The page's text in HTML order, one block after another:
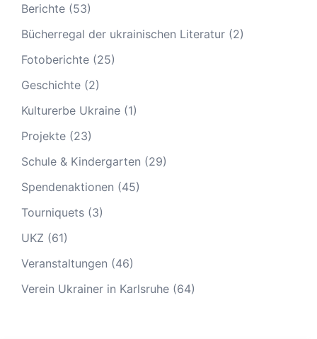
Berichte (53)
Bücherregal der ukrainischen Literatur (2)
Fotoberichte (25)
Geschichte (2)
Kulturerbe Ukraine (1)
Projekte (23)
Schule & Kindergarten (29)
Spendenaktionen (45)
Tourniquets (3)
UKZ (61)
Veranstaltungen (46)
Verein Ukrainer in Karlsruhe (64)